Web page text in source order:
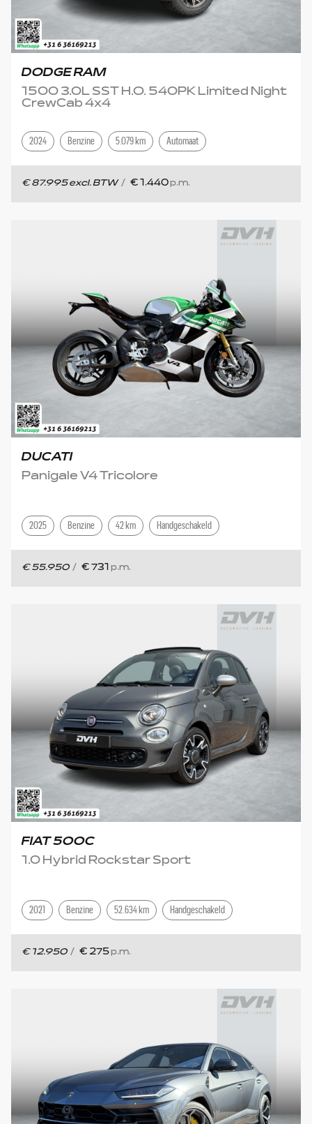
DODGE RAM
1500 3.0L SST H.O. 540PK Limited Night
CrewCab 4x4
2024 Benzine 5.079 km Automaat
€ 87.995 excl. BTW / € 1.440 p.m.
DUCATI
Panigale V4 Tricolore
2025 Benzine 42 km Handgeschakeld
€ 55.950 / € 731 p.m.
FIAT 500C
1.0 Hybrid Rockstar Sport
2021 Benzine 52.634 km Handgeschakeld
€ 12.950 / € 275p.m.